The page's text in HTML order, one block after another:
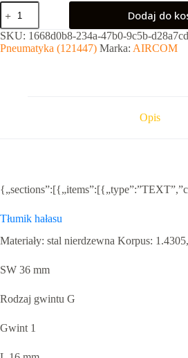
ilość
Tłumik
hałasu
płaski
ze
Dodaj do
SKU: 1668d0b8-234a-47b0-9c5b-
Pneumatyka (121447) Marka: AIRCOM
Opis
Tłumik hałasu
Materiały: stal nierdzewna Korpus:
SW 36 mm
Rodzaj gwintu G
Gwint 1